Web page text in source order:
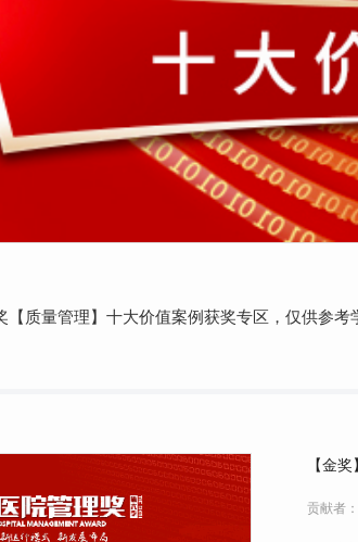
质量管理】十大价值案例获奖专区，仅供参考
【金
贡献者：